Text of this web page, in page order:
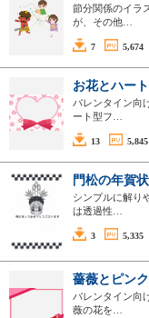
節分関係のイラ
が、その他…
7 5,674
お花とハー
バレンタイン向
ート型フ…
13 5,845
門松の年賀
シンプルに解り
は透過性…
3 5,335
薔薇とピン
バレンタイン向
薇の花を…